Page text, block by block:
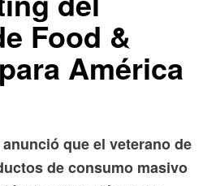
Food &
América
que el veterano de
de consumo masivo